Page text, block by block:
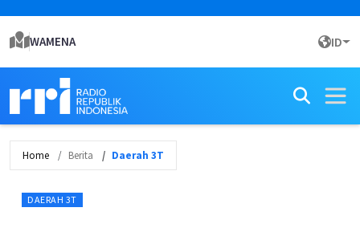
WAMENA ID
Home Berita Daerah 3T
DAERAH 3T